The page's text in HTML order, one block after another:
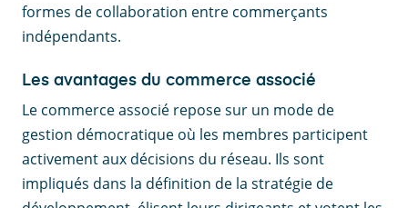
formes de collaboration entre commerçants
indépendants.
Les avantages du commerce associé
Le commerce associé repose sur un mode de
gestion démocratique où les membres participent
activement aux décisions du réseau. Ils sont
impliqués dans la définition de la stratégie de